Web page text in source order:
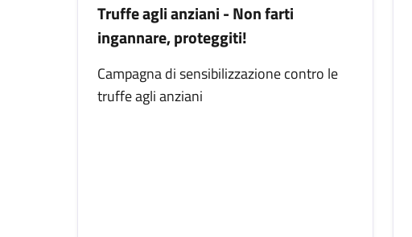
Truffe agli anziani - Non farti
ingannare, proteggiti!
Campagna di sensibilizzazione contro le
truffe agli anziani